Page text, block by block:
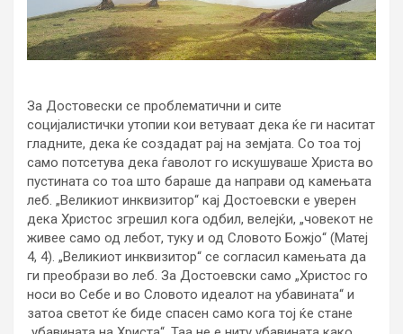
За Достовески се проблематични и сите
социјалистички утопии кои ветуваат дека ќе ги наситат
гладните, дека ќе создадат рај на земјата. Со тоа тој
само потсетува дека ѓаволот го искушуваше Христа во
пустината со тоа што бараше да направи од камењата
леб. „Великиот инквизитор“ кај Достоевски е уверен
дека Христос згрешил кога одбил, велејќи, „човекот не
живее само од лебот, туку и од Словото Божјо“ (Матеј
4, 4). „Великиот инквизитор“ се согласил камењата да
ги преобрази во леб. За Достоевски само „Христос го
носи во Себе и во Словото идеалот на убавината“ и
затоа светот ќе биде спасен само кога тој ќе стане